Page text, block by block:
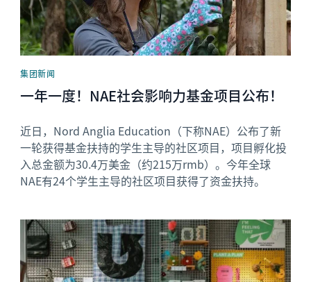
集团新闻
一年一度！NAE社会影响力基金项目公布！
近日，Nord Anglia Education（下称NAE）公布了新
一轮获得基金扶持的学生主导的社区项目，项目孵化投
入总金额为30.4万美金（约215万rmb）。今年全球
NAE有24个学生主导的社区项目获得了资金扶持。
News image